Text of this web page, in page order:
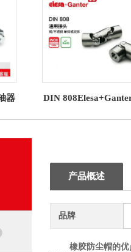
器
DIN
承
产品概述
品牌
橡胶防尘帽的优